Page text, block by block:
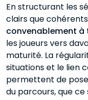
En structurant les
clairs que
convenablement à
les joueurs vers
maturité. La
situations et le lien
permettent de
du parcours, que